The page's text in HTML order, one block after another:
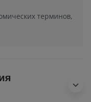
терминов,